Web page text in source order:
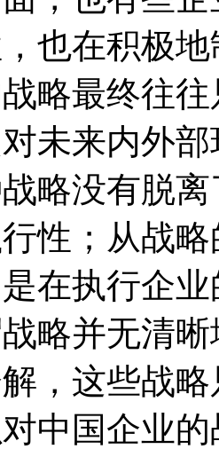
也在积极
略最终往
未来内外
略没有脱
性；从战
在执行企
略并无清
，这些战
中国企业